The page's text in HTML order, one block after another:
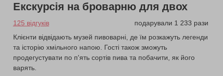
Екскурсія на броварню для двох
125 відгуків
подарували 1 233 рази
Клієнти відвідають музей пивоварні, де їм розкажуть легенди
та історію хмільного напою. Гості також зможуть
продегустувати по п'ять сортів пива та побачити, як його
варять.